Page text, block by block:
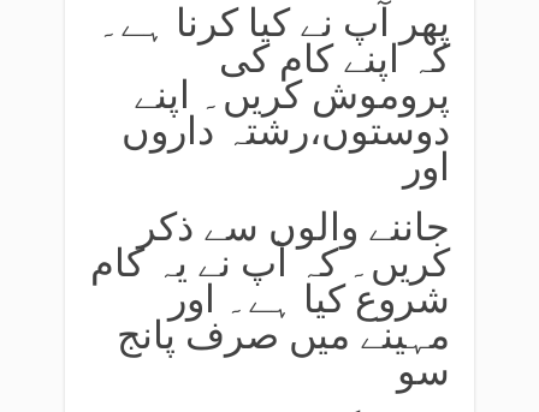
پھر آپ نے کیا کرنا ہے۔
کہ اپنے کام کی
پروموش کریں۔ اپنے
دوستوں،رشتہ داروں
اور
جاننے والوں سے ذکر
کریں۔ کہ آپ نے یہ کام
شروع کیا ہے۔ اور
مہینے میں صرف پانج
سو